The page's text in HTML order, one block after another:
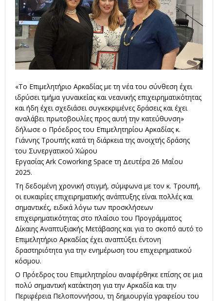
«Το Επιμελητήριο Αρκαδίας με τη νέα του σύνθεση έχει
ιδρύσει τμήμα γυναικείας και νεανικής επιχειρηματικότητας
και ήδη έχει σχεδιάσει συγκεκριμένες δράσεις και έχει
αναλάβει πρωτοβουλίες προς αυτή την κατεύθυνση»
δήλωσε ο Πρόεδρος του Επιμελητηρίου Αρκαδίας κ.
Γιάννης Τρουπής κατά τη διάρκεια της ανοιχτής δράσης
του Συνεργατικού Χώρου
Εργασίας Ark Coworking Space τη Δευτέρα 26 Μαΐου
2025.
Τη δεδομένη χρονική στιγμή, σύμφωνα με τον κ. Τρουπή,
οι ευκαιρίες επιχειρηματικής ανάπτυξης είναι πολλές και
σημαντικές, ειδικά λόγω των προσκλήσεων
επιχειρηματικότητας στο πλαίσιο του Προγράμματος
Δίκαιης Αναπτυξιακής Μετάβασης και για το σκοπό αυτό το
Επιμελητήριο Αρκαδίας έχει αναπτύξει έντονη
δραστηριότητα για την ενημέρωση του επιχειρηματικού
κόσμου.
Ο Πρόεδρος του Επιμελητηρίου αναφέρθηκε επίσης σε μια
πολύ σημαντική κατάκτηση για την Αρκαδία και την
Περιφέρεια Πελοποννήσου, τη δημιουργία γραφείου του